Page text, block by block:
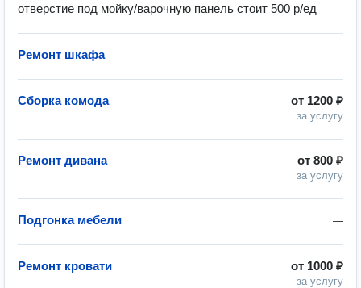
отверстие под мойку/варочную панель стоит 500 р/ед
—
Ремонт шкафа
от 1200 ₽
за услугу
Сборка комода
от 800 ₽
за услугу
Ремонт дивана
—
Подгонка мебели
от 1000 ₽
за услугу
Ремонт кровати